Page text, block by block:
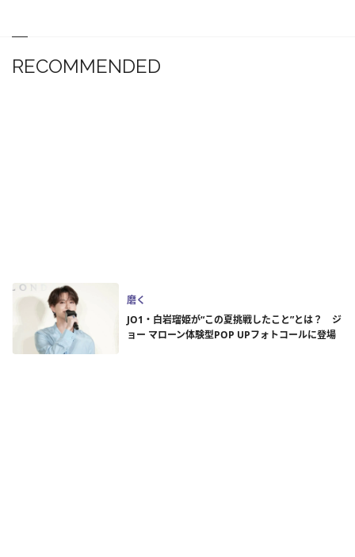
RECOMMENDED
磨く
JO1・白岩瑠姫が“この夏挑戦したこと”とは？ ジ
ョー マローン体験型POP UPフォトコールに登場